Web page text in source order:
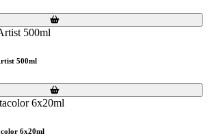
500ml
6x20ml